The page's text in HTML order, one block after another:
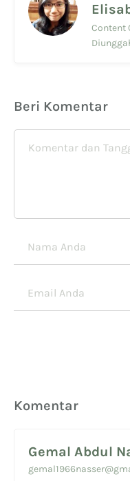
Content
Beri Komentar
Komentar
Gemal Abdul